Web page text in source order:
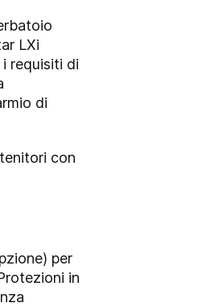
LXi
requisiti di
di
con
per
in